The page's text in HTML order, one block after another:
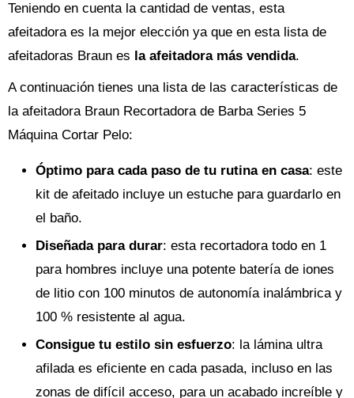
Teniendo en cuenta la cantidad de ventas, esta
afeitadora es la mejor elección ya que en esta lista de
afeitadoras Braun es la afeitadora más vendida.
A continuación tienes una lista de las características de
la afeitadora Braun Recortadora de Barba Series 5
Máquina Cortar Pelo:
Óptimo para cada paso de tu rutina en casa: este
kit de afeitado incluye un estuche para guardarlo en
el baño.
Diseñada para durar: esta recortadora todo en 1
para hombres incluye una potente batería de iones
de litio con 100 minutos de autonomía inalámbrica y
100 % resistente al agua.
Consigue tu estilo sin esfuerzo: la lámina ultra
afilada es eficiente en cada pasada, incluso en las
zonas de difícil acceso, para un acabado increíble y